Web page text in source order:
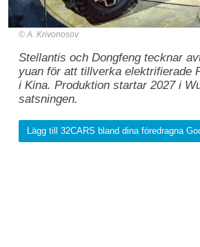
A. Krivonosov
Stellantis och Dongfeng tecknar
yuan för att tillverka elektrifierade
i Kina. Produktion startar 2027 i
satsningen.
Lägg till 32CARS bland dina föredragna